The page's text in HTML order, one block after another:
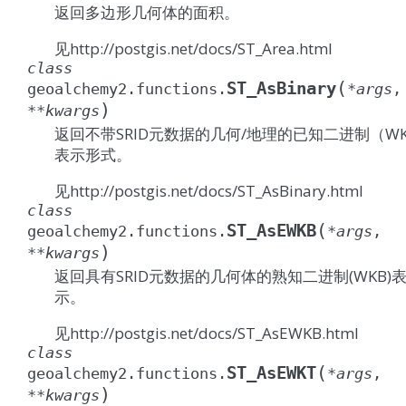
返回多边形几何体的面积。
见http://postgis.net/docs/ST_Area.html
class
geoalchemy2.functions. ST_AsBinary( *args ,
**kwargs )
返回不带SRID元数据的几何/地理的已知二进制（
表示形式。
见http://postgis.net/docs/ST_AsBinary.html
class
geoalchemy2.functions. ST_AsEWKB( *args ,
**kwargs )
返回具有SRID元数据的几何体的熟知二进制(WKB)表
示。
见http://postgis.net/docs/ST_AsEWKB.html
class
geoalchemy2.functions. ST_AsEWKT( *args ,
**kwargs )